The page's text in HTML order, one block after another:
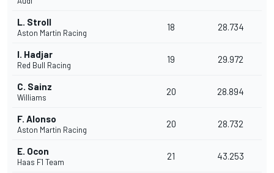
L. Stroll
Aston Martin Racing
18 28.734
I. Hadjar
Red Bull Racing
19 29.972
C. Sainz
Williams
20 28.894
F. Alonso
Aston Martin Racing
20 28.732
E. Ocon
Haas F1 Team
21 43.253